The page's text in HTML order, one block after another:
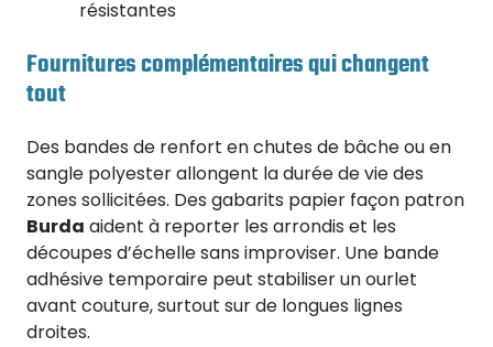
résistantes
Fournitures complémentaires qui changent
tout
Des bandes de renfort en chutes de bâche ou en
sangle polyester allongent la durée de vie des
zones sollicitées. Des gabarits papier façon patron
Burda aident à reporter les arrondis et les
découpes d’échelle sans improviser. Une bande
adhésive temporaire peut stabiliser un ourlet
avant couture, surtout sur de longues lignes
droites.